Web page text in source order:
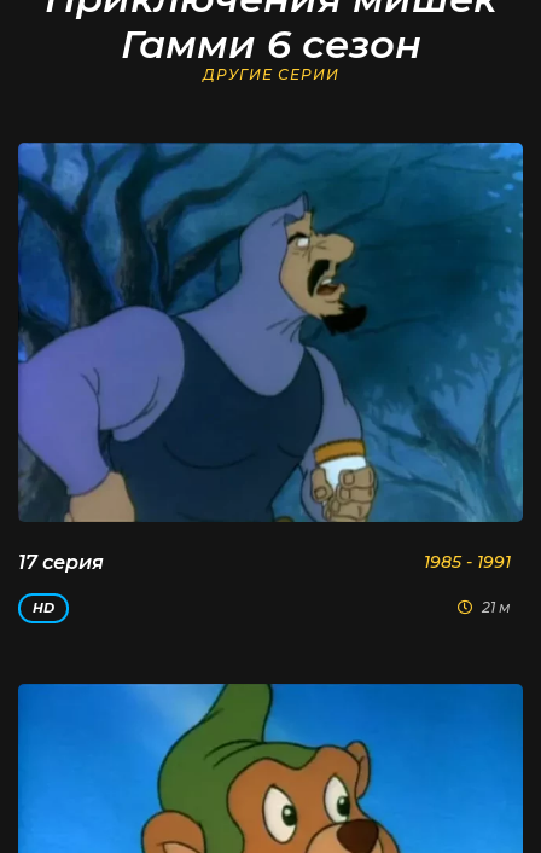
Гамми 6 сезон
ДРУГИЕ СЕРИИ
17 серия 1985 - 1991
HD 21 м